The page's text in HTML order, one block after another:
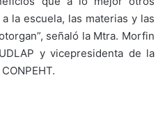
la escuela, las materias y las
señaló la Mtra. Morfin
y vicepresidenta de la